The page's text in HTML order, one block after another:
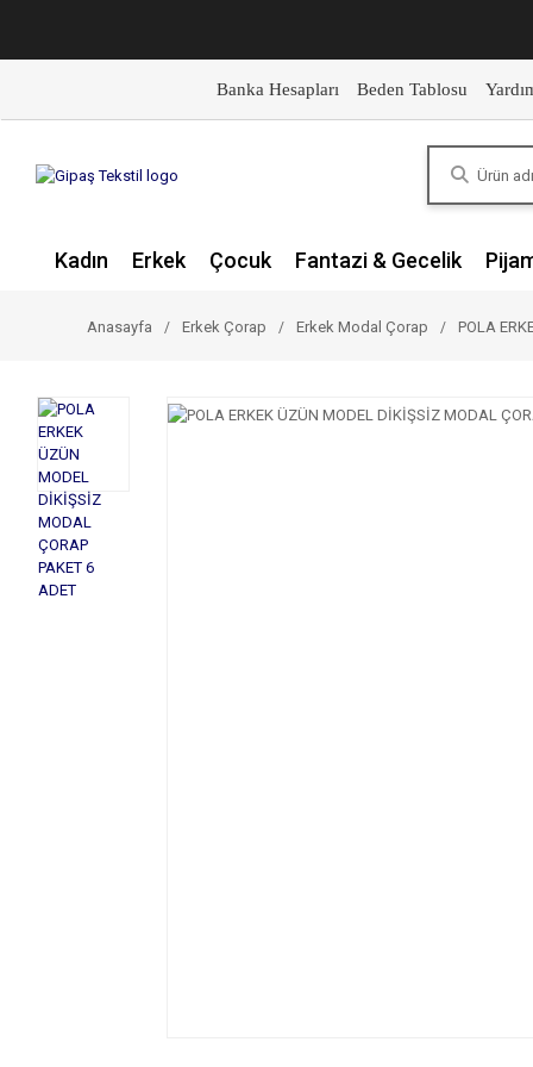
Banka Hesapları Beden Tablosu
Kadın Erkek Çocuk Fantazi & Gecelik
Anasayfa Erkek Çorap Erkek Modal Çorap POLA